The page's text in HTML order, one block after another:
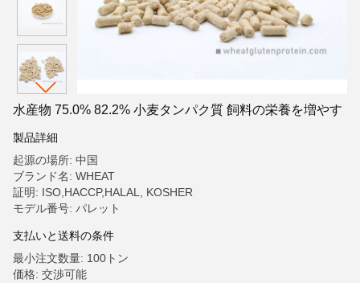
水産物 75.0% 82.2% 小麦タンパク質 飼料の栄養を増やす
製品詳細
起源の場所: 中国
ブランド名: WHEAT
証明: ISO,HACCP,HALAL, KOSHER
モデル番号: パレット
支払いと送料の条件
最小注文数量: 100トン
価格: 交渉可能